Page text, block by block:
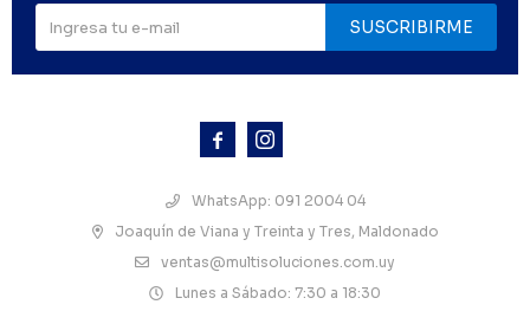
 
WhatsApp: 091 2004 04
Joaquín de Viana y Treinta y Tres, Maldonado
ventas@multisoluciones.com.uy
Lunes a Sábado: 7:30 a 18:30
SUSCRIBIRME